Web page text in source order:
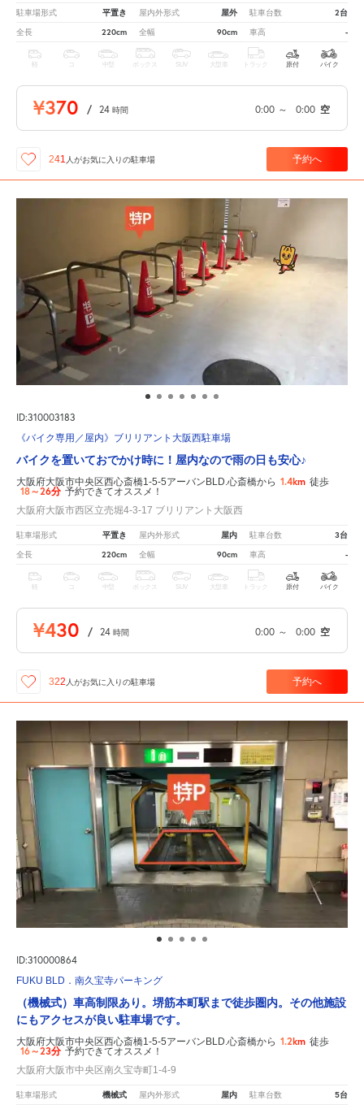
駐車場形式 平置き 屋内外形式 屋外 駐車台数 2台
全長 220cm 全幅 90cm 車高 -
軽 中型 ボックス SUV 大型車 トラック 原付 バイク
¥370 / 24 時間 0:00 ～ 0:00 空
241 人がお気に入りの駐車場 予約へ
ID:310003183
《バイク専用／屋内》ブリリアント大阪西駐車場
バイクを置いておでかけ時に！屋内なので雨の日も安心♪
大阪府大阪市中央区西心斎橋1-5-5アーバンBLD.心斎橋から 1.4km 徒歩
18～26分 予約できてオススメ！
大阪府大阪市西区立売堀4-3-17 ブリリアント大阪西
駐車場形式 平置き 屋内外形式 屋内 駐車台数 3台
全長 220cm 全幅 90cm 車高 -
軽 中型 ボックス SUV 大型車 トラック 原付 バイク
¥430 / 24 時間 0:00 ～ 0:00 空
322 人がお気に入りの駐車場 予約へ
ID:310000864
FUKU BLD．南久宝寺パーキング
（機械式）車高制限あり。堺筋本町駅まで徒歩圏内。その他施設
にもアクセスが良い駐車場です。
大阪府大阪市中央区西心斎橋1-5-5アーバンBLD.心斎橋から 1.2km 徒歩
16～23分 予約できてオススメ！
大阪府大阪市中央区南久宝寺町1-4-9
駐車場形式 機械式 屋内外形式 屋内 駐車台数 5台